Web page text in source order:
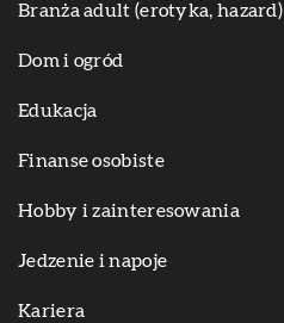
Branża adult (erotyka, hazard)
Dom i ogród
Edukacja
Finanse osobiste
Hobby i zainteresowania
Jedzenie i napoje
Kariera